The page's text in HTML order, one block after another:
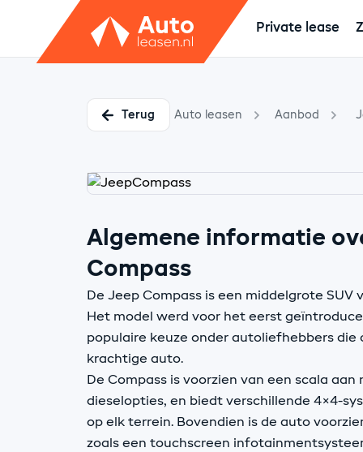
Private lease
Terug Auto leasen Aanbod
Algemene informatie
Compass
De Jeep Compass is een middelgrote SUV
Het model werd voor het eerst
populaire keuze onder autoliefhebbers die
krachtige auto.
De Compass is voorzien van een scala
dieselopties, en biedt verschillende 4×4-
op elk terrein. Bovendien is de auto
zoals een touchscreen